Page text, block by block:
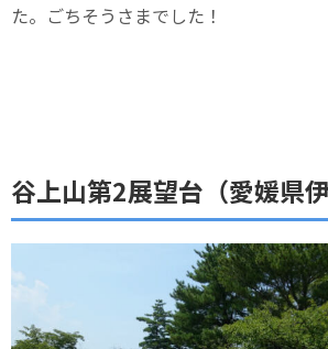
た。ごちそうさまでした！
谷上山第2展望台（愛媛県伊